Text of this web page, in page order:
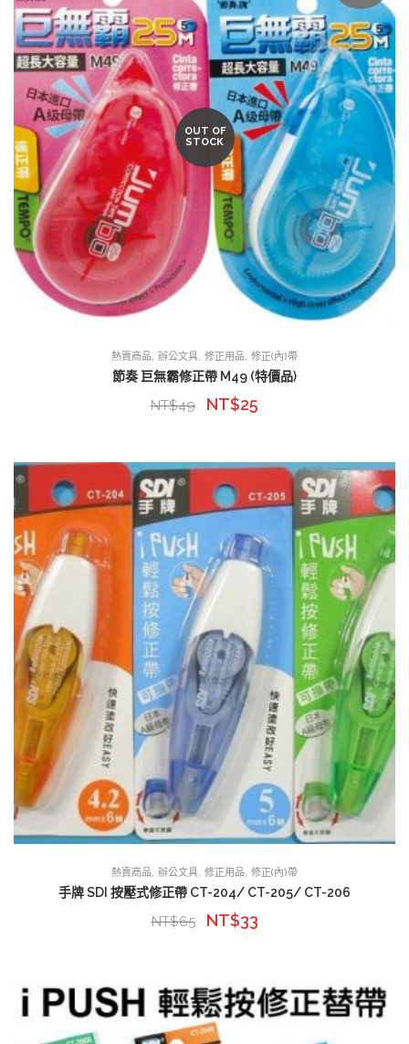
OUT OF
STOCK
熱賣商品 辦公文具 修正用品 修正(內)帶
節奏 巨無霸修正帶 M49 (特價品)
NT$49 NT$25
熱賣商品 辦公文具 修正用品 修正(內)帶
手牌 SDI 按壓式修正帶 CT-204/ CT-205/ CT-206
NT$65 NT$33